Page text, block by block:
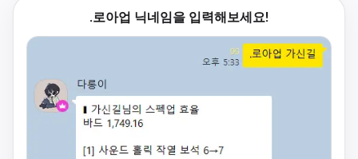
.로아업 닉네임을 입력해보세요!